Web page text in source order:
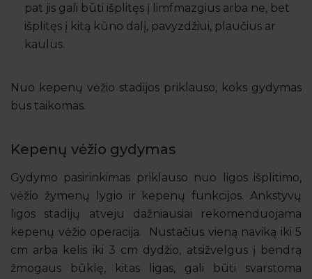
pat jis gali būti išplitęs į limfmazgius arba ne, bet
išplitęs į kitą kūno dalį, pavyzdžiui, plaučius ar
kaulus.
Nuo kepenų vėžio stadijos priklauso, koks gydymas
bus taikomas.
Kepenų vėžio gydymas
Gydymo pasirinkimas priklauso nuo ligos išplitimo,
vėžio žymenų lygio ir kepenų funkcijos. Ankstyvų
ligos stadijų atveju dažniausiai rekomenduojama
kepenų vėžio operacija. Nustačius vieną naviką iki 5
cm arba kelis iki 3 cm dydžio, atsižvelgus į bendrą
žmogaus būklę, kitas ligas, gali būti svarstoma